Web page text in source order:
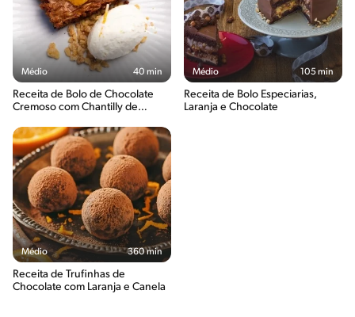
Médio 40 min
Receita de Bolo de Chocolate
Cremoso com Chantilly de
Médio 105 min
Receita de Bolo Especiarias,
Laranja e Chocolate
Médio 360 min
Receita de Trufinhas de
Chocolate com Laranja e Canela